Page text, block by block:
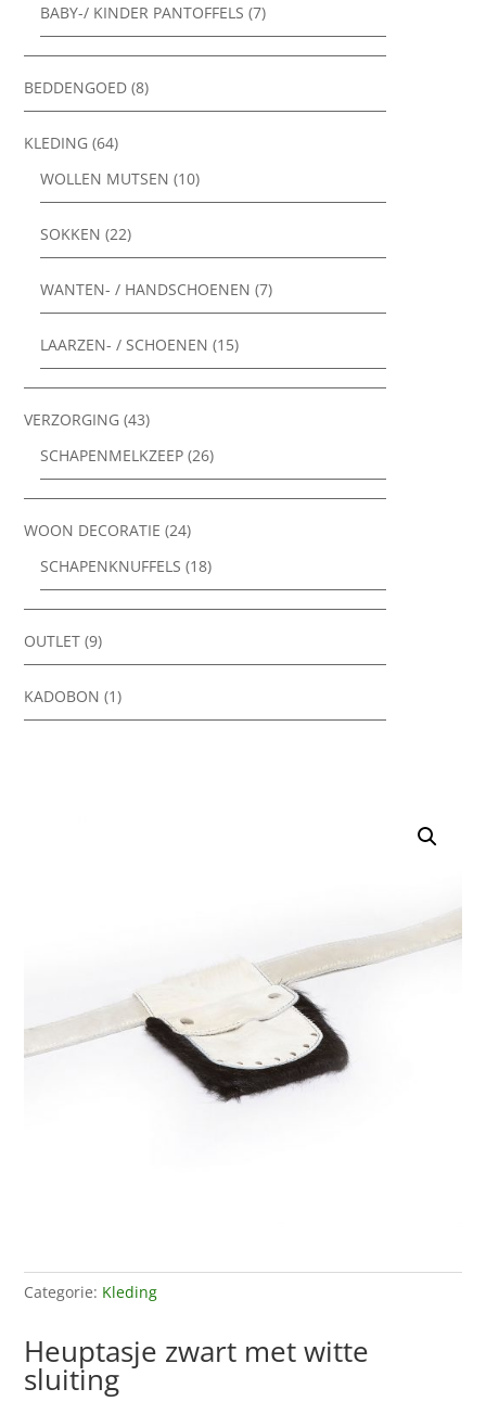
BABY-/ KINDER PANTOFFELS (7)
BEDDENGOED (8)
KLEDING (64)
WOLLEN MUTSEN (10)
SOKKEN (22)
WANTEN- / HANDSCHOENEN (7)
LAARZEN- / SCHOENEN (15)
VERZORGING (43)
SCHAPENMELKZEEP (26)
WOON DECORATIE (24)
SCHAPENKNUFFELS (18)
OUTLET (9)
KADOBON (1)
Categorie: Kleding
Heuptasje zwart met witte
sluiting